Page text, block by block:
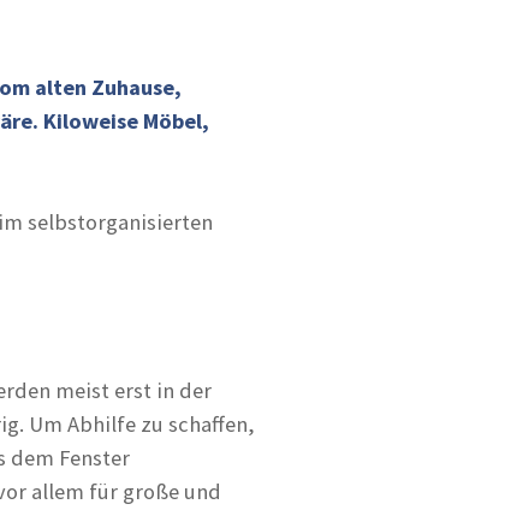
alten Zuhause,
Kiloweise Möbel,
selbstorganisierten
meist erst in der
Um Abhilfe zu schaffen,
dem Fenster
allem für große und